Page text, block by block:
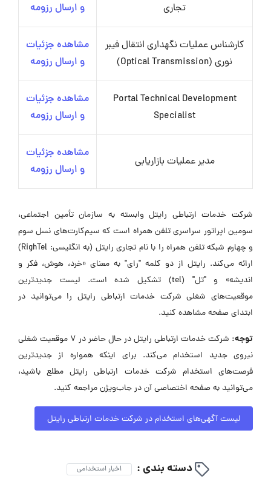
تجاری
و ارسال رزومه
کارشناس عملیات نگهداری انتقال فیبر
نوری (Optical Transmission)
مشاهده جزئیات
و ارسال رزومه
Portal Technical Development
Specialist
مشاهده جزئیات
و ارسال رزومه
مدیر عملیات بازاریابی
مشاهده جزئیات
و ارسال رزومه
شرکت خدمات ارتباطی رایتل وابسته به سازمان تأمین اجتماعی،
سومین اپراتور سراسری تلفن همراه است که سیم‌کارت‌های نسل سوم
و چهارم شبکه تلفن همراه را با نام تجاری رایتل (به انگلیسی: RighTel)
ارائه می‌کند. رایتل از دو کلمه "رای" به معنای «خرد، هوش، فکر و
اندیشه» و "تل" (tel) تشکیل شده‌ است. لیست جدیدترین
موقعیت‌های شغلی شرکت خدمات ارتباطی رایتل را می‌توانید در
ابتدای صفحه مشاهده کنید.
توجه:
شرکت خدمات ارتباطی رایتل در حال حاضر در ۷ موقعیت شغلی
نیروی جدید استخدام می‌کند. برای اینکه همواره از جدیدترین
فرصت‌های استخدام شرکت خدمات ارتباطی رایتل مطلع باشید،
می‌توانید به صفحه اختصاصی آن در جاب‌ویژن مراجعه کنید.
لیست آگهی‌های استخدام در شرکت خدمات ارتباطی رایتل
دسته بندی : اخبار استخدامی